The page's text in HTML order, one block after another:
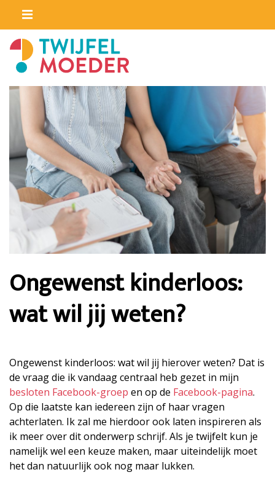
Ongewenst kinderloos:
wat wil jij weten?
Ongewenst kinderloos: wat wil jij hierover weten? Dat is
de vraag die ik vandaag centraal heb gezet in mijn
besloten Facebook-groep en op de Facebook-pagina.
Op die laatste kan iedereen zijn of haar vragen
achterlaten. Ik zal me hierdoor ook laten inspireren als
ik meer over dit onderwerp schrijf. Als je twijfelt kun je
namelijk wel een keuze maken, maar uiteindelijk moet
het dan natuurlijk ook nog maar lukken.